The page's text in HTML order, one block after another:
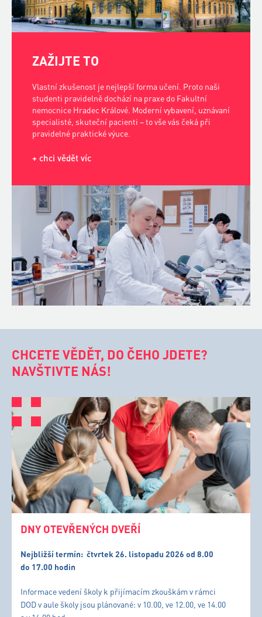
studenti pravidelně dochází na praxe do Fakultní
nemocnice Hradec Králové. Moderní vybavení, uznávaní
specialisté, skuteční pacienti – to vše vás čeká při
+ chci vědět víc
CHCETE VĚDĚT, DO ČEHO JDETE?
NAVŠTIVTE NÁS!
DNY OTEVŘENÝCH DVEŘÍ
Nejbližší termín:čtvrtek 26. listopadu 2026 od 8.00
do 17.00 hodin
Informace vedení školy k přijímacím zkouškám v rámci
DOD v aule školy jsou plánované: v 10.00, ve 12.00, ve 14.00
a v 16.00 hod.
Nejlepší způsob, jak se seznámit s životem ve škole. Získáte
odpovědi na všechny otázky, které vás zajímají.
Virtuální prohlídka školy zde